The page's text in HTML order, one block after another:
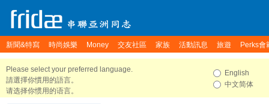
新聞&特寫 時尚娛樂 Money 交友社區 家族 活動訊息 旅遊 Perks會
Please select your preferred language.
請選擇你慣用的語言。
请选择你惯用的语言。
English
中文简体